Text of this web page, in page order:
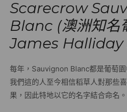
Scarecrow
Blanc (澳洲知名
James Halliday
每年，Sauvignon Blanc都是葡萄
我們這的人至今相信稻草人對那些
果，因此特地以它的名字結合命名。